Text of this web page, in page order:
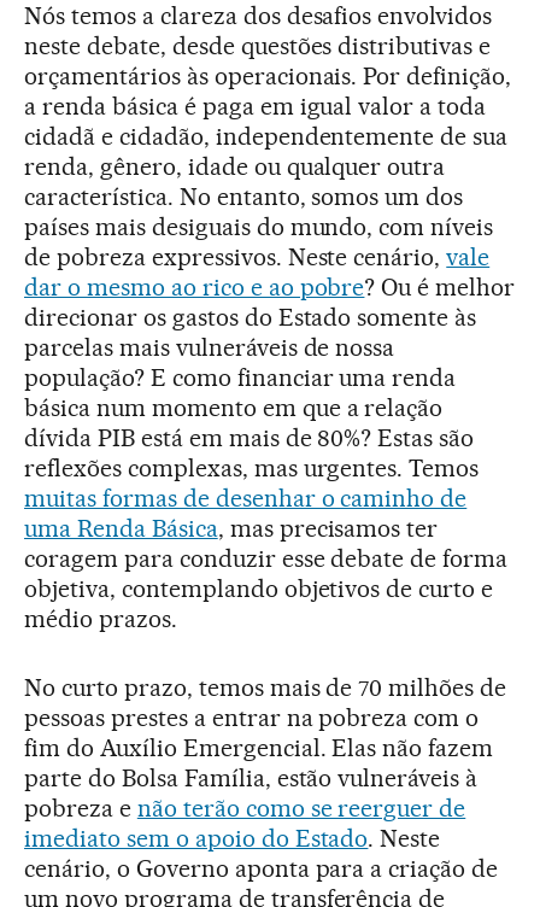
Nós temos a clareza dos desafios envolvidos
neste debate, desde questões distributivas e
orçamentários às operacionais. Por definição,
a renda básica é paga em igual valor a toda
cidadã e cidadão, independentemente de sua
renda, gênero, idade ou qualquer outra
característica. No entanto, somos um dos
países mais desiguais do mundo, com níveis
de pobreza expressivos. Neste cenário,vale
dar o mesmo ao rico e ao pobre? Ou é melhor
direcionar os gastos do Estado somente às
parcelas mais vulneráveis de nossa
população? E como financiar uma renda
básica num momento em que a relação
dívida PIB está em mais de 80%? Estas são
reflexões complexas, mas urgentes. Temos
muitas formas de desenhar o caminho de
uma Renda Básica, mas precisamos ter
coragem para conduzir esse debate de forma
objetiva, contemplando objetivos de curto e
médio prazos.
No curto prazo, temos mais de 70 milhões de
pessoas prestes a entrar na pobreza com o
fim do Auxílio Emergencial. Elas não fazem
parte do Bolsa Família, estão vulneráveis à
pobreza e não terão como se reerguer de
imediato sem o apoio do Estado. Neste
cenário, o Governo aponta para a criação de
um novo programa de transferência de